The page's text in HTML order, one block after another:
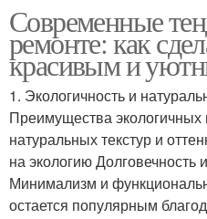
Современные
ремонте: как
красивым и
1. Экологичность и
Преимущества
натуральных текстур и
на экологию Долговечность
Минимализм и
остается популярным